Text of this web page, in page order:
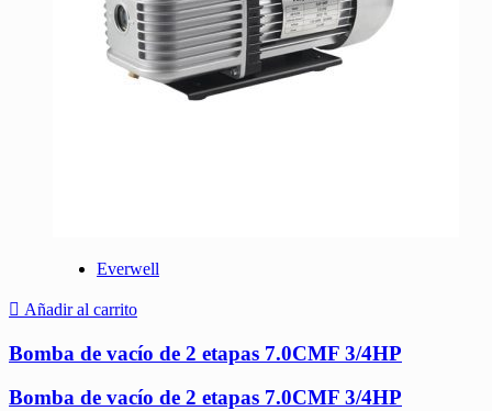
Everwell
Añadir al carrito
Bomba de vacío de 2 etapas 7.0CMF 3/4HP
Bomba de vacío de 2 etapas 7.0CMF 3/4HP